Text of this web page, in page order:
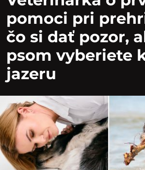
pomoci pri
čo si dať pozor,
psom vyberiete
jazeru